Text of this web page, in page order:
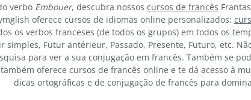
verbo Embouer, descubra nossos cursos de francês
oferece cursos de idiomas online personalizados:
os verbos franceses (de todos os grupos) em todos os
simples, Futur antérieur, Passado, Presente, Futuro, etc.
para ver a sua conjugação em francês. Também se
oferece cursos de francês online e te dá acesso à
dicas ortográficas e de conjugação de francês para